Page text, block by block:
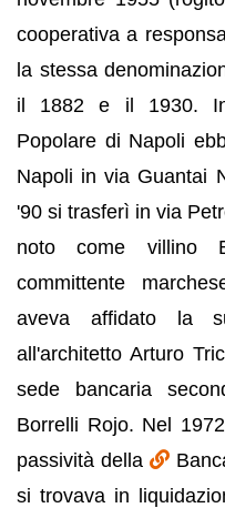
cooperativa a
la stessa
il 1882 e il 1930.
Popolare di Napoli
Napoli in via Guantai
'90 si trasferì in via
noto come villino
committente
aveva affidato la
all'architetto Arturo
sede bancaria
Borrelli Rojo. Nel
passività della
si trovava in